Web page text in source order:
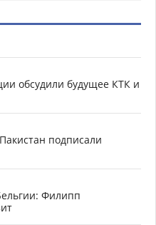
обсудили будущее КТК и
подписали
Филипп